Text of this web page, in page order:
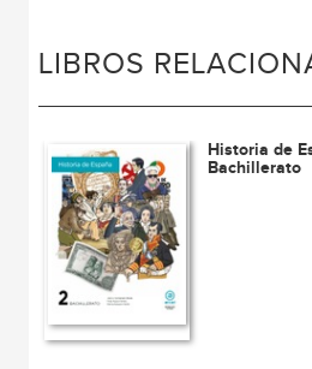
LIBROS
Historia de
Bachillerato